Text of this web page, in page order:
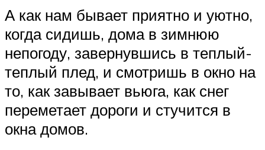
А как нам бывает приятно и уютно,
когда сидишь, дома в зимнюю
непогоду, завернувшись в теплый-
теплый плед, и смотришь в окно на
то, как завывает вьюга, как снег
переметает дороги и стучится в
окна домов.